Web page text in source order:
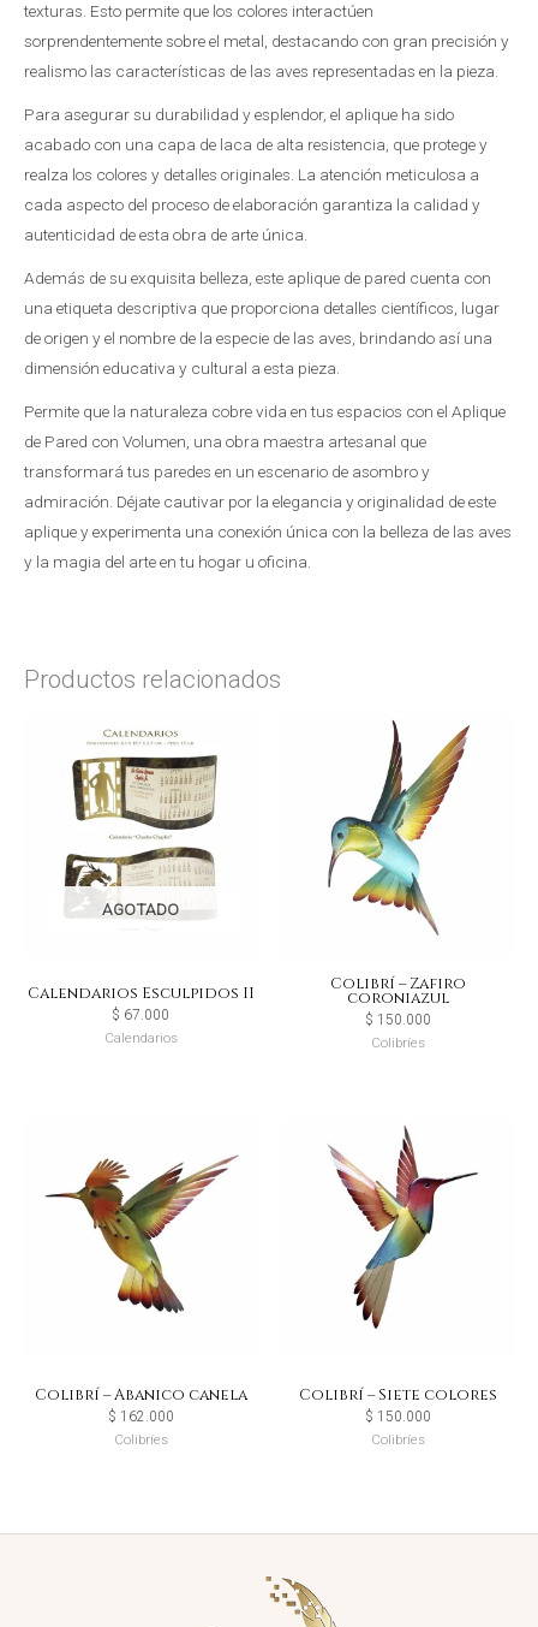
texturas. Esto permite que los colores interactúen
sorprendentemente sobre el metal, destacando con gran precisión y
realismo las características de las aves representadas en la pieza.
Para asegurar su durabilidad y esplendor, el aplique ha sido
acabado con una capa de laca de alta resistencia, que protege y
realza los colores y detalles originales. La atención meticulosa a
cada aspecto del proceso de elaboración garantiza la calidad y
autenticidad de esta obra de arte única.
Además de su exquisita belleza, este aplique de pared cuenta con
una etiqueta descriptiva que proporciona detalles científicos, lugar
de origen y el nombre de la especie de las aves, brindando así una
dimensión educativa y cultural a esta pieza.
Permite que la naturaleza cobre vida en tus espacios con el Aplique
de Pared con Volumen, una obra maestra artesanal que
transformará tus paredes en un escenario de asombro y
admiración. Déjate cautivar por la elegancia y originalidad de este
aplique y experimenta una conexión única con la belleza de las aves
y la magia del arte en tu hogar u oficina.
Productos relacionados
AGOTADO
Calendarios Esculpidos II
$ 67.000
Calendarios
Colibrí – Zafiro
coroniazul
$ 150.000
Colibríes
Colibrí – Abanico canela
$ 162.000
Colibríes
Colibrí – Siete colores
$ 150.000
Colibríes